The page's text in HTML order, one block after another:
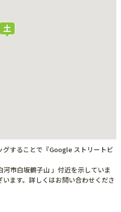
グすることで『Google ストリートビ
市白坂鶴子山 」付近を示していま
ます。詳しくはお問い合わせくださ